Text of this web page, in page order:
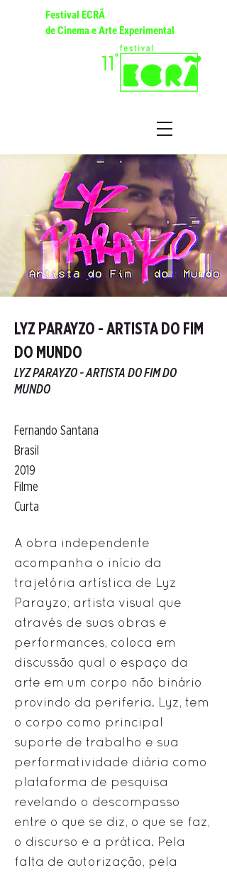
Festival ECRÃ
de Cinema e Arte Experimental
LYZ PARAYZO - ARTISTA DO FIM
DO MUNDO
LYZ PARAYZO - ARTISTA DO FIM DO
MUNDO
Fernando Santana
Brasil
2019
Filme
Curta
A obra independente
acompanha o início da
trajetória artística de Lyz
Parayzo, artista visual que
através de suas obras e
performances, coloca em
discussão qual o espaço da
arte em um corpo não binário
provindo da periferia. Lyz, tem
o corpo como principal
suporte de trabalho e sua
performatividade diária como
plataforma de pesquisa
revelando o descompasso
entre o que se diz, o que se faz,
o discurso e a prática. Pela
falta de autorização, pela